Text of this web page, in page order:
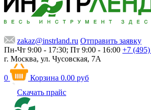
zakaz@instrland.ru Отправить заявку
Пн-Чт 9:00 - 17:30; Пт 9:00 - 16:00 +7
г. Москва, ул. Чусовская, 7А
0 Корзина 0.00 руб
Скачать прайс